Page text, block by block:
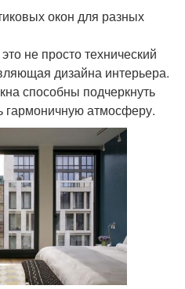
окон для разных
не просто технический
дизайна интерьера.
способны подчеркнуть
гармоничную атмосферу.